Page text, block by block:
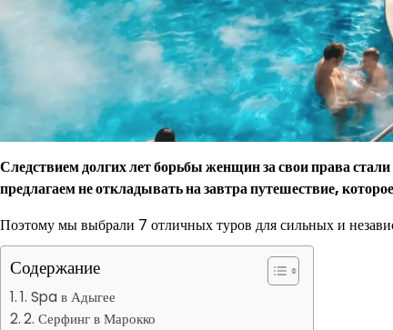
Следствием долгих лет борьбы женщин за свои права
предлагаем не откладывать на завтра путешествие,
Поэтому мы выбрали 7 отличных туров для сильных и
Содержание
1. Spa в Адыгее
2. Серфинг в Марокко